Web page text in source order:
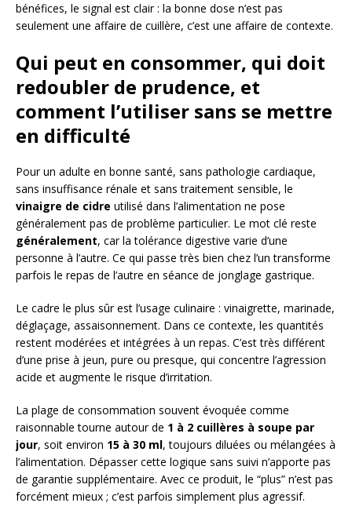
bénéfices, le signal est clair : la bonne dose n’est pas
seulement une affaire de cuillère, c’est une affaire de contexte.
Qui peut en consommer, qui doit
redoubler de prudence, et
comment l’utiliser sans se mettre
en difficulté
Pour un adulte en bonne santé, sans pathologie cardiaque,
sans insuffisance rénale et sans traitement sensible, le
vinaigre de cidre utilisé dans l’alimentation ne pose
généralement pas de problème particulier. Le mot clé reste
généralement, car la tolérance digestive varie d’une
personne à l’autre. Ce qui passe très bien chez l’un transforme
parfois le repas de l’autre en séance de jonglage gastrique.
Le cadre le plus sûr est l’usage culinaire : vinaigrette, marinade,
déglaçage, assaisonnement. Dans ce contexte, les quantités
restent modérées et intégrées à un repas. C’est très différent
d’une prise à jeun, pure ou presque, qui concentre l’agression
acide et augmente le risque d’irritation.
La plage de consommation souvent évoquée comme
raisonnable tourne autour de 1 à 2 cuillères à soupe par
jour, soit environ 15 à 30 ml, toujours diluées ou mélangées à
l’alimentation. Dépasser cette logique sans suivi n’apporte pas
de garantie supplémentaire. Avec ce produit, le “plus” n’est pas
forcément mieux ; c’est parfois simplement plus agressif.